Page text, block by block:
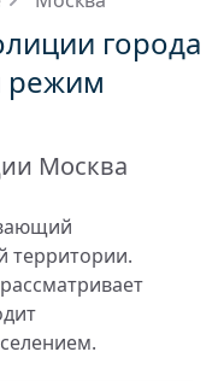
города
режим
Москва
территории.